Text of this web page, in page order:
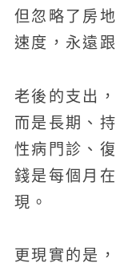
但忽略了房
速度，永遠
老後的支出
而是長期、
性病門診、
錢是每個月
現。
更現實的是